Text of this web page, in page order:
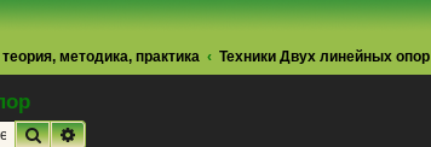
методика, практика Техники Двух линейных опор
ПоискРасширенный поиск